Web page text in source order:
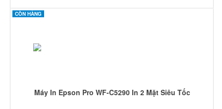
CÒN HÀNG
Máy In Epson Pro WF-C5290 In 2 Mặt Siêu Tốc